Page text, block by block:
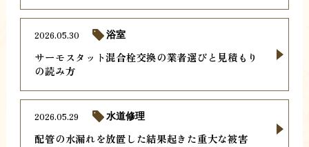
サーモスタット混合栓交換の業者選びと見積もり
の読み方
2026.05.30 浴室
配管の水漏れを放置した結果起きた重大な被害
2026.05.29 水道修理